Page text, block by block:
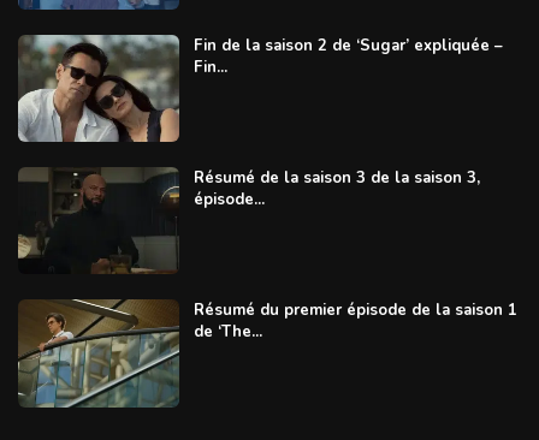
Fin de la saison 2 de ‘Sugar’ expliquée –
Fin...
Résumé de la saison 3 de la saison 3,
épisode...
Résumé du premier épisode de la saison 1
de ‘The...